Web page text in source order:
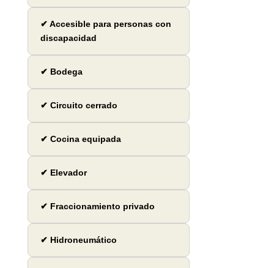
✔ Accesible para personas con
discapacidad
✔ Bodega
✔ Circuito cerrado
✔ Cocina equipada
✔ Elevador
✔ Fraccionamiento privado
✔ Hidroneumático